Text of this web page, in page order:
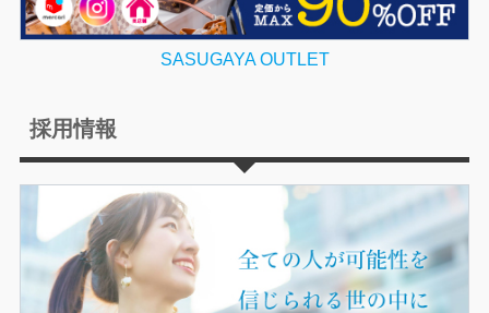
SASUGAYA OUTLET
採用情報